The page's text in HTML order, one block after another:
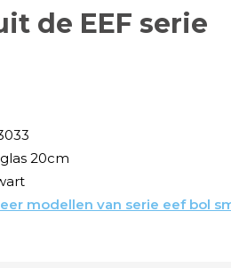
de EEF serie
20cm
modellen van serie eef bol